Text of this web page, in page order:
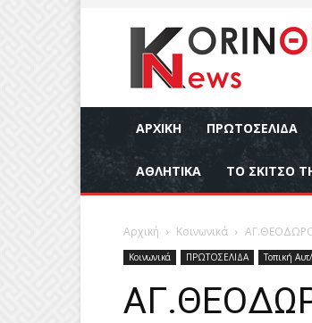
ΑΡΧΙΚΉ ΠΡΩΤΟΣΕΛΙΔΑ
ΑΘΛΗΤΙΚΆ ΤΟ ΣΚΙΤΣΟ
Αρχική Κοινωνικά
Κοινωνικά ΠΡΩΤΟΣΕΛΙΔΑ Τοπική